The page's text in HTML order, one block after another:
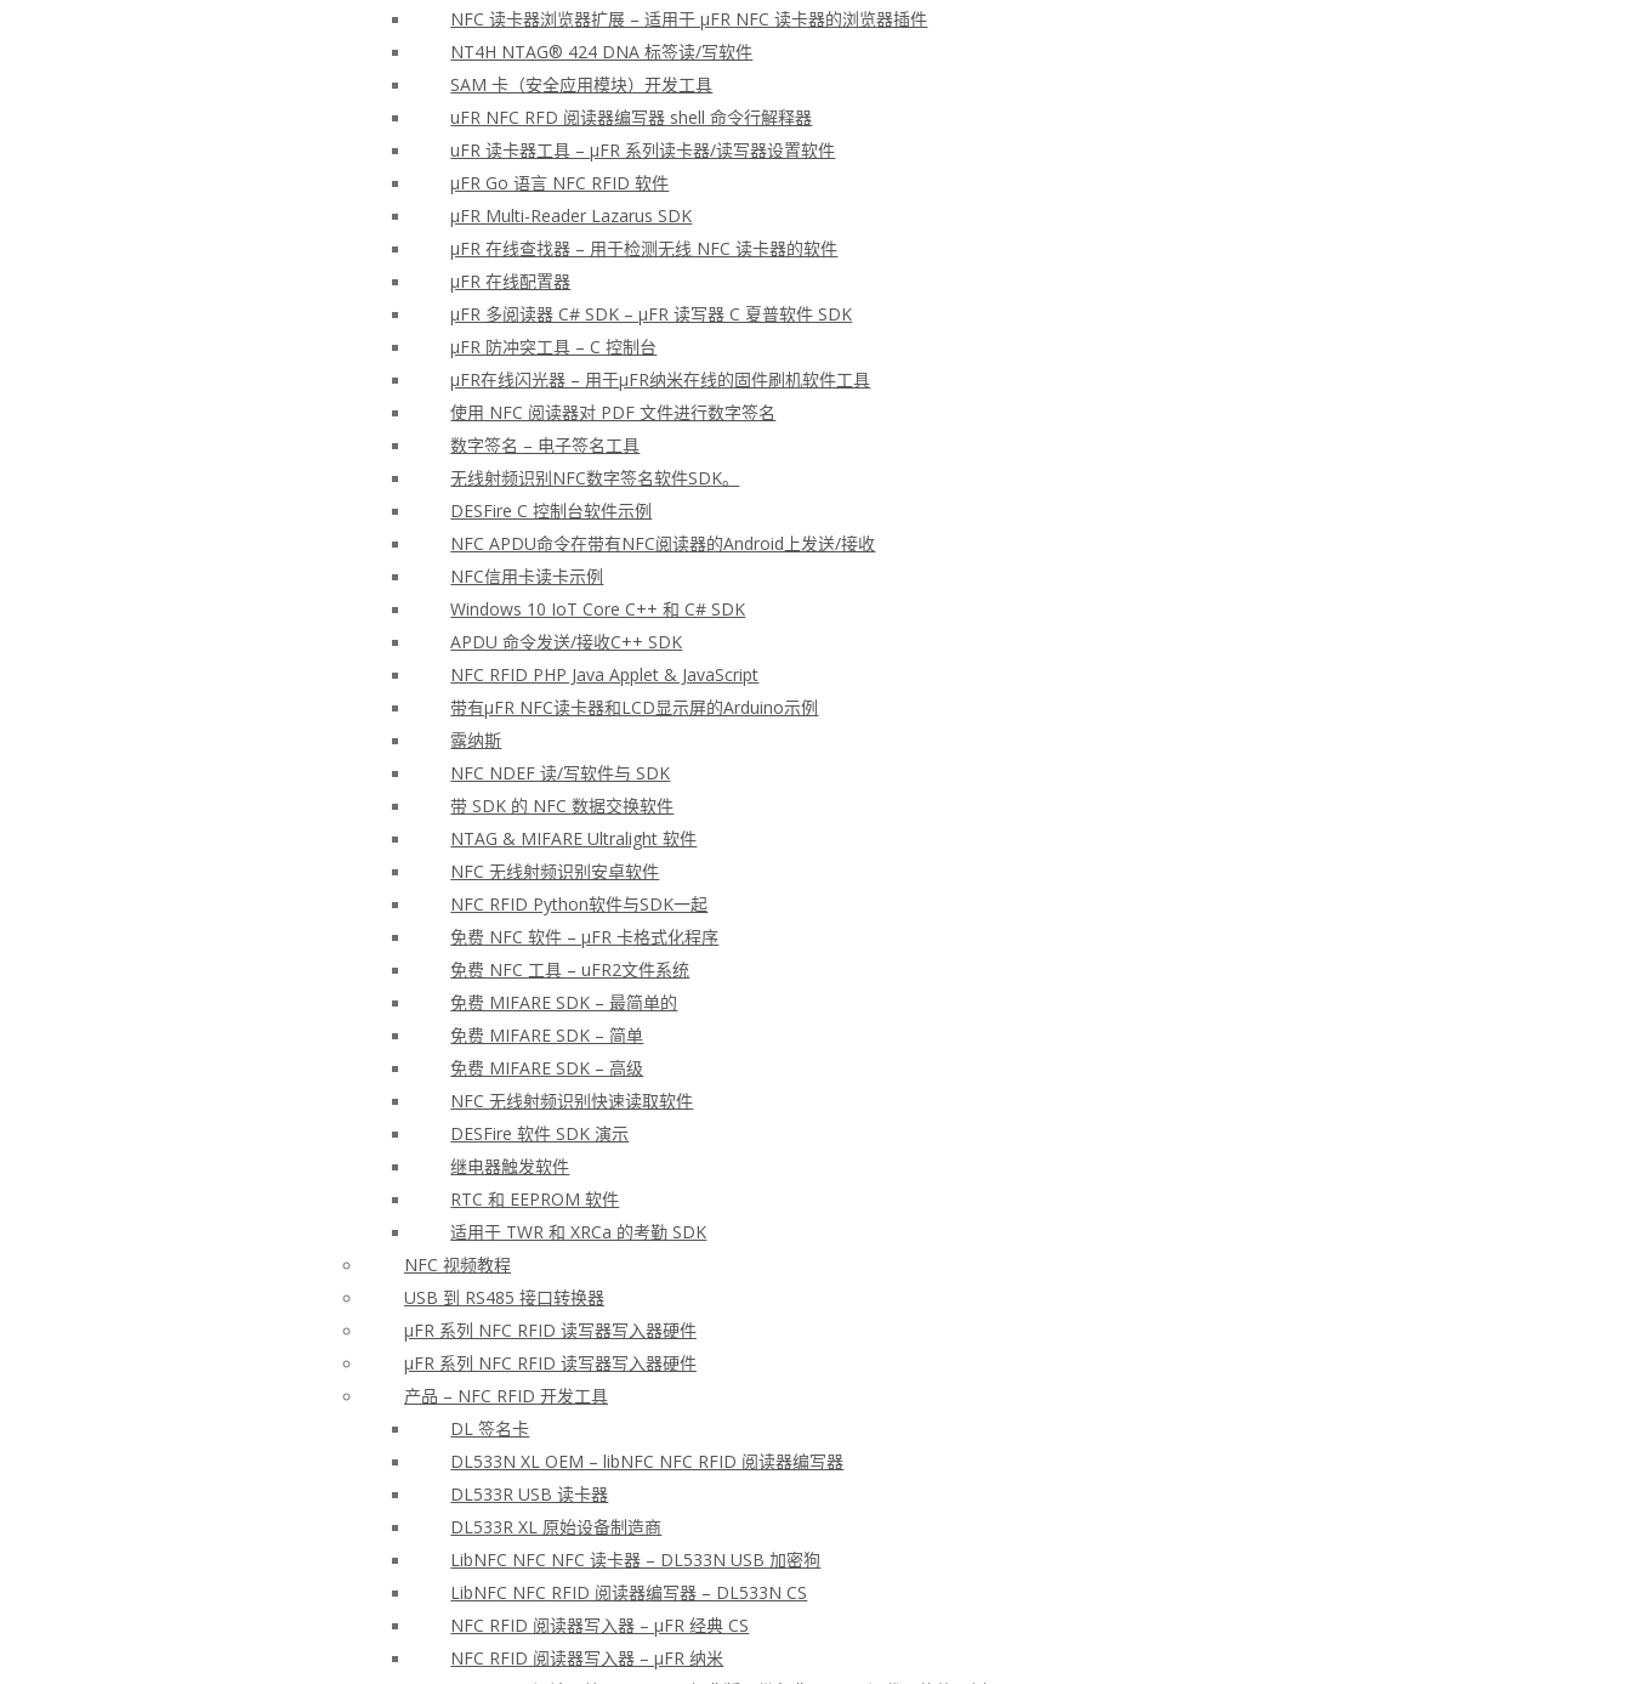
NFC 读卡器浏览器扩展 – 适用于 μFR NFC 读卡器的浏览器插件
NT4H NTAG® 424 DNA 标签读/写软件
SAM 卡（安全应用模块）开发工具
uFR NFC RFD 阅读器编写器 shell 命令行解释器
uFR 读卡器工具 – μFR 系列读卡器/读写器设置软件
μFR Go 语言 NFC RFID 软件
μFR Multi-Reader Lazarus SDK
μFR 在线查找器 – 用于检测无线 NFC 读卡器的软件
μFR 在线配置器
μFR 多阅读器 C# SDK – μFR 读写器 C 夏普软件 SDK
μFR 防冲突工具 – C 控制台
μFR在线闪光器 – 用于μFR纳米在线的固件刷机软件工具
使用 NFC 阅读器对 PDF 文件进行数字签名
数字签名 – 电子签名工具
无线射频识别NFC数字签名软件SDK。
DESFire C 控制台软件示例
NFC APDU命令在带有NFC阅读器的Android上发送/接收
NFC信用卡读卡示例
Windows 10 IoT Core C++ 和 C# SDK
APDU 命令发送/接收C++ SDK
NFC RFID PHP Java Applet & JavaScript
带有μFR NFC读卡器和LCD显示屏的Arduino示例
露纳斯
NFC NDEF 读/写软件与 SDK
带 SDK 的 NFC 数据交换软件
NTAG & MIFARE Ultralight 软件
NFC 无线射频识别安卓软件
NFC RFID Python软件与SDK一起
免费 NFC 软件 – μFR 卡格式化程序
免费 NFC 工具 – uFR2文件系统
免费 MIFARE SDK – 最简单的
免费 MIFARE SDK – 简单
免费 MIFARE SDK – 高级
NFC 无线射频识别快速读取软件
DESFire 软件 SDK 演示
继电器触发软件
RTC 和 EEPROM 软件
适用于 TWR 和 XRCa 的考勤 SDK
NFC 视频教程
USB 到 RS485 接口转换器
μFR 系列 NFC RFID 读写器写入器硬件
μFR 系列 NFC RFID 读写器写入器硬件
产品 – NFC RFID 开发工具
DL 签名卡
DL533N XL OEM – libNFC NFC RFID 阅读器编写器
DL533R USB 读卡器
DL533R XL 原始设备制造商
LibNFC NFC NFC 读卡器 – DL533N USB 加密狗
LibNFC NFC RFID 阅读器编写器 – DL533N CS
NFC RFID 阅读器写入器 – μFR 经典 CS
NFC RFID 阅读器写入器 – μFR 纳米